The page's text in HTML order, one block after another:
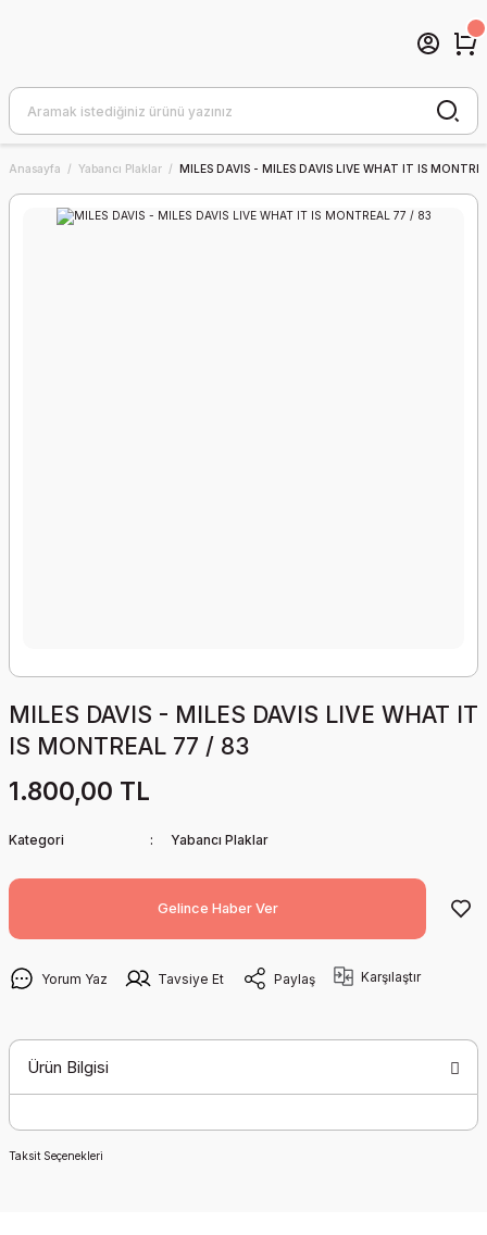
Anasayfa Yabancı Plaklar MILES DAVIS - MILES DAVIS LIVE WHAT IT IS
MILES DAVIS - MILES DAVIS LIVE WHAT IT
IS MONTREAL 77 / 83
1.800,00 TL
Kategori Yabancı Plaklar
Gelince Haber Ver
Yorum Yaz Tavsiye Et Paylaş Karşılaştır
Ürün Bilgisi
Taksit Seçenekleri